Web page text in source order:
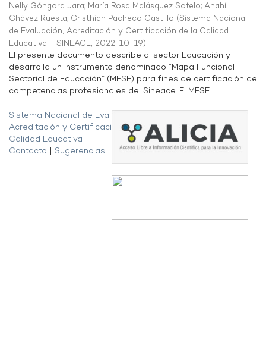
Nelly Góngora Jara; María Rosa Malásquez Sotelo; Anahí
Chávez Ruesta; Cristhian Pacheco Castillo (Sistema Nacional
de Evaluación, Acreditación y Certificación de la Calidad
Educativa - SINEACE, 2022-10-19)
El presente documento describe al sector Educación y
desarrolla un instrumento denominado “Mapa Funcional
Sectorial de Educación” (MFSE) para fines de certificación de
competencias profesionales del Sineace. El MFSE ...
Sistema Nacional de Evaluación,
Acreditación y Certificación de la
Calidad Educativa
Contacto
Sugerencias